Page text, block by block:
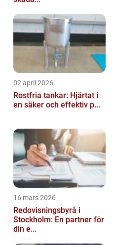
02 april 2026
Rostfria tankar: Hjärtat i
en säker och effektiv p...
16 mars 2026
Redovisningsbyrå i
Stockholm: En partner för
din e...